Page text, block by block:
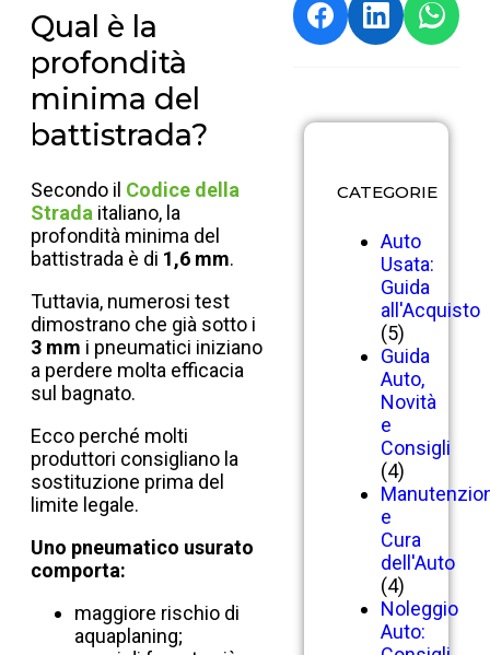
Qual è la
profondità
minima del
battistrada?
Secondo il Codice della
Strada italiano, la
profondità minima del
battistrada è di 1,6 mm.
Tuttavia, numerosi test
dimostrano che già sotto i
3 mm i pneumatici iniziano
a perdere molta efficacia
sul bagnato.
Ecco perché molti
produttori consigliano la
sostituzione prima del
limite legale.
Uno pneumatico usurato
comporta:
maggiore rischio di
aquaplaning;
CATEGORIE
Auto
Usata:
Guida
all'Acquisto
(5)
Guida
Auto,
Novità
e
Consigli
(4)
e
Cura
dell'Auto
(4)
Noleggio
Auto: